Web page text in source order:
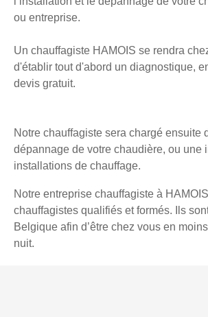
ou entreprise.
Un chauffagiste HAMOIS se rendra
d'établir tout d'abord un diagnostique,
devis gratuit.
Notre chauffagiste sera chargé ensuite
dépannage de votre chaudière, ou une
installations de chauffage.
Notre entreprise chauffagiste à
chauffagistes qualifiés et formés. Ils
Belgique afin d’être chez vous en
nuit.